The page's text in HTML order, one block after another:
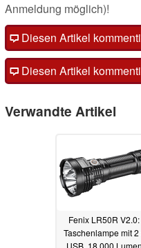
Anmeldung möglich)!
Diesen Artikel
Diesen Artikel
Verwandte Artikel
Fenix LR50R V2.0:
Taschenlampe mit 2
USB, 18.000 Lumen